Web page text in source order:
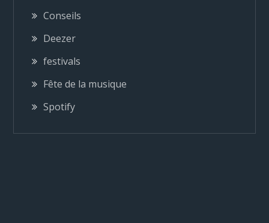
o
n
d
e
Conseils
Deezer
festivals
Fête de la musique
Spotify